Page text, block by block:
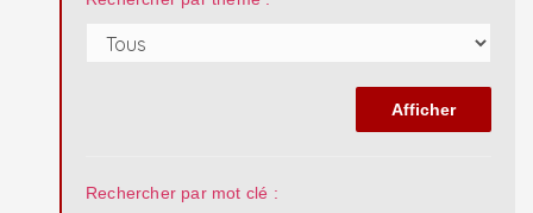
Rechercher par mot clé :